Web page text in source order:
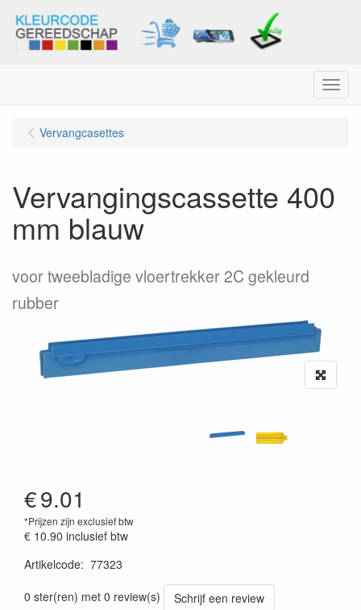
Menu
Vervangcasettes
Vervangingscassette 400
mm blauw
voor tweebladige vloertrekker 2C gekleurd
rubber
€9.01
*Prijzen zijn exclusief btw
€ 10.90 inclusief btw
Artikelcode: 77323
0 ster(ren) met 0 review(s)
Schrijf een review